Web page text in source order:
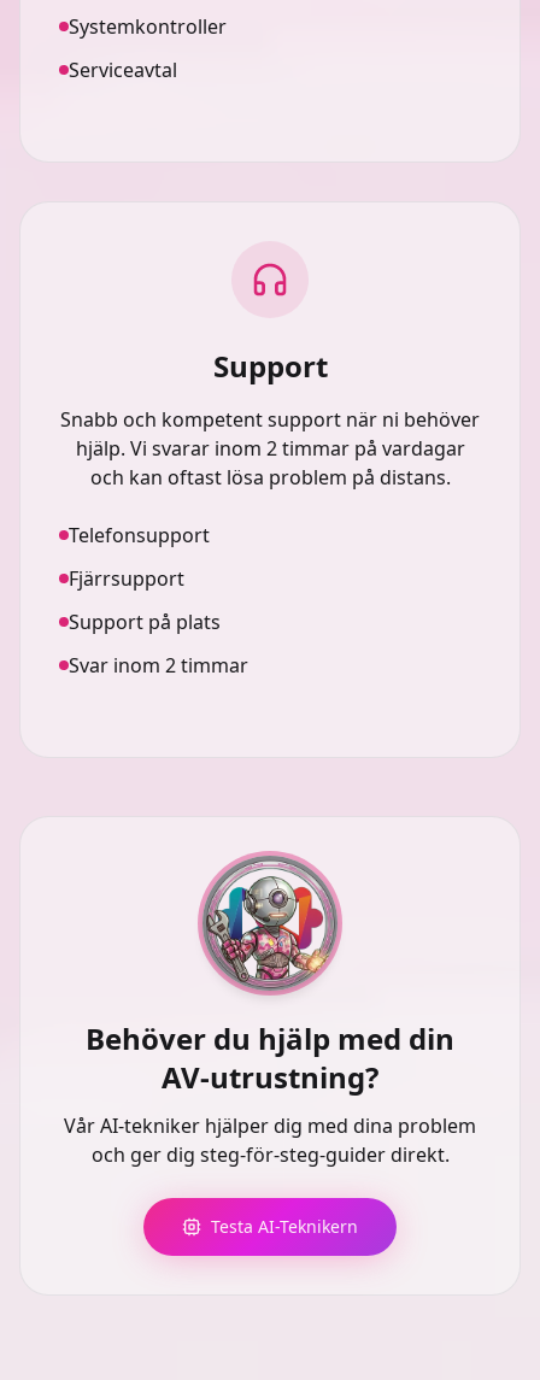
Systemkontroller
Serviceavtal
Support
Snabb och kompetent support när ni behöver
hjälp. Vi svarar inom 2 timmar på vardagar
och kan oftast lösa problem på distans.
Telefonsupport
Fjärrsupport
Support på plats
Svar inom 2 timmar
Behöver du hjälp med din
AV-utrustning?
Vår AI-tekniker hjälper dig med dina problem
och ger dig steg-för-steg-guider direkt.
Testa AI-Teknikern